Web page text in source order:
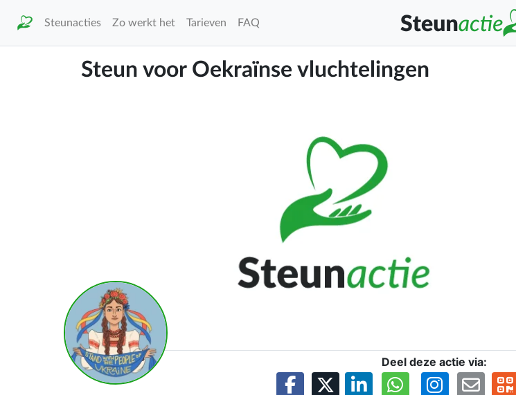
Steunacties Zo werkt het Tarieven FAQ
Steun voor Oekraïnse vluchtelingen
Deel deze actie via: